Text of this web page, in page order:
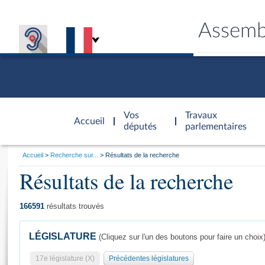
Accueil
d'accueil
Vos
députés
Travaux
parlementaires
Général
Vous
Accueil Recherche sur... Résultats de la recherche
Résultats de la recherche
166591 résultats trouvés
LÉGISLATURE (Cliquez sur l'un des boutons pour faire un choix)
17e législature (X) Précédentes législatures